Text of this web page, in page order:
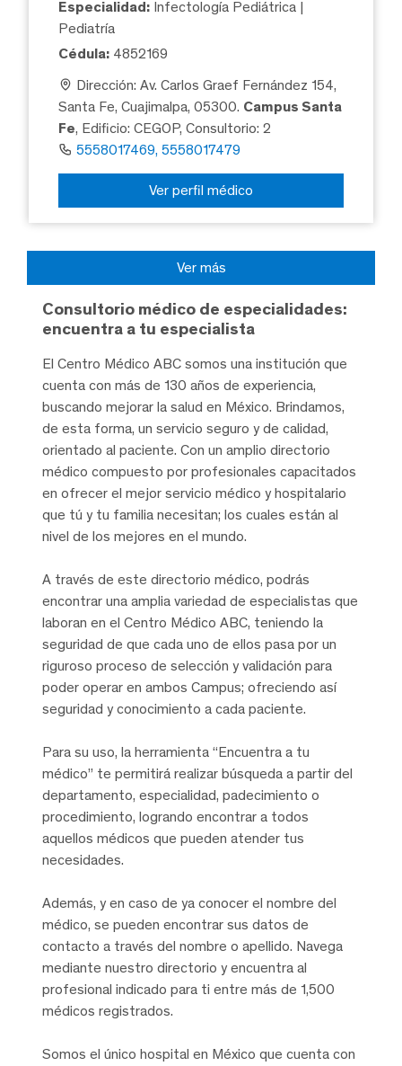
Especialidad: Infectología Pediátrica |
Pediatría
Cédula: 4852169
Dirección: Av. Carlos Graef Fernández 154,
Santa Fe, Cuajimalpa, 05300. Campus Santa
Fe, Edificio: CEGOP, Consultorio: 2
5558017469, 5558017479
Ver perfil médico
Ver más
Consultorio médico de especialidades:
encuentra a tu especialista
El Centro Médico ABC somos una institución que
cuenta con más de 130 años de experiencia,
buscando mejorar la salud en México. Brindamos,
de esta forma, un servicio seguro y de calidad,
orientado al paciente. Con un amplio directorio
médico compuesto por profesionales capacitados
en ofrecer el mejor servicio médico y hospitalario
que tú y tu familia necesitan; los cuales están al
nivel de los mejores en el mundo.
A través de este directorio médico, podrás
encontrar una amplia variedad de especialistas que
laboran en el Centro Médico ABC, teniendo la
seguridad de que cada uno de ellos pasa por un
riguroso proceso de selección y validación para
poder operar en ambos Campus; ofreciendo así
seguridad y conocimiento a cada paciente.
Para su uso, la herramienta “Encuentra a tu
médico” te permitirá realizar búsqueda a partir del
departamento, especialidad, padecimiento o
procedimiento, logrando encontrar a todos
aquellos médicos que pueden atender tus
necesidades.
Además, y en caso de ya conocer el nombre del
médico, se pueden encontrar sus datos de
contacto a través del nombre o apellido. Navega
mediante nuestro directorio y encuentra al
profesional indicado para ti entre más de 1,500
médicos registrados.
Somos el único hospital en México que cuenta con